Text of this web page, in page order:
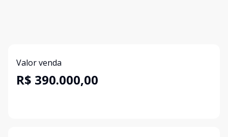
Valor venda
R$ 390.000,00